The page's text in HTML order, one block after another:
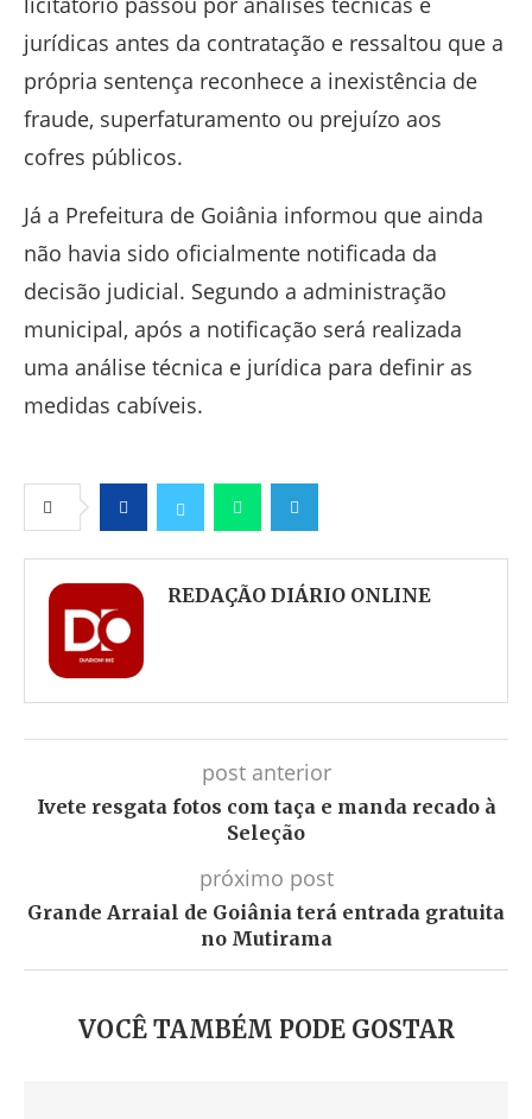
jurídicas antes da contratação e ressaltou que a
própria sentença reconhece a inexistência de
fraude, superfaturamento ou prejuízo aos
cofres públicos.
Já a Prefeitura de Goiânia informou que ainda
não havia sido oficialmente notificada da
decisão judicial. Segundo a administração
municipal, após a notificação será realizada
uma análise técnica e jurídica para definir as
medidas cabíveis.
FacebookTwitter WhatsappTelegram
REDAÇÃO DIÁRIO ONLINE
post anterior
Ivete resgata fotos com taça e manda recado à
Seleção
próximo post
Grande Arraial de Goiânia terá entrada gratuita
no Mutirama
VOCÊ TAMBÉM PODE GOSTAR